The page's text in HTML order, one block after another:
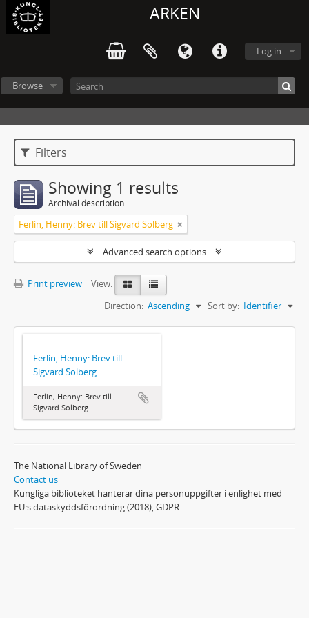
ARKEN
Log in
Browse
Filters
Showing 1 results
Archival description
Ferlin, Henny: Brev till Sigvard Solberg
Advanced search options
Print preview
View:
Sort by: Identifier
Direction: Ascending
Ferlin, Henny: Brev till
Sigvard Solberg
Ferlin, Henny: Brev till
Sigvard Solberg
The National Library of Sweden
Contact us
Kungliga biblioteket hanterar dina personuppgifter i enlighet med
EU:s dataskyddsförordning (2018), GDPR.